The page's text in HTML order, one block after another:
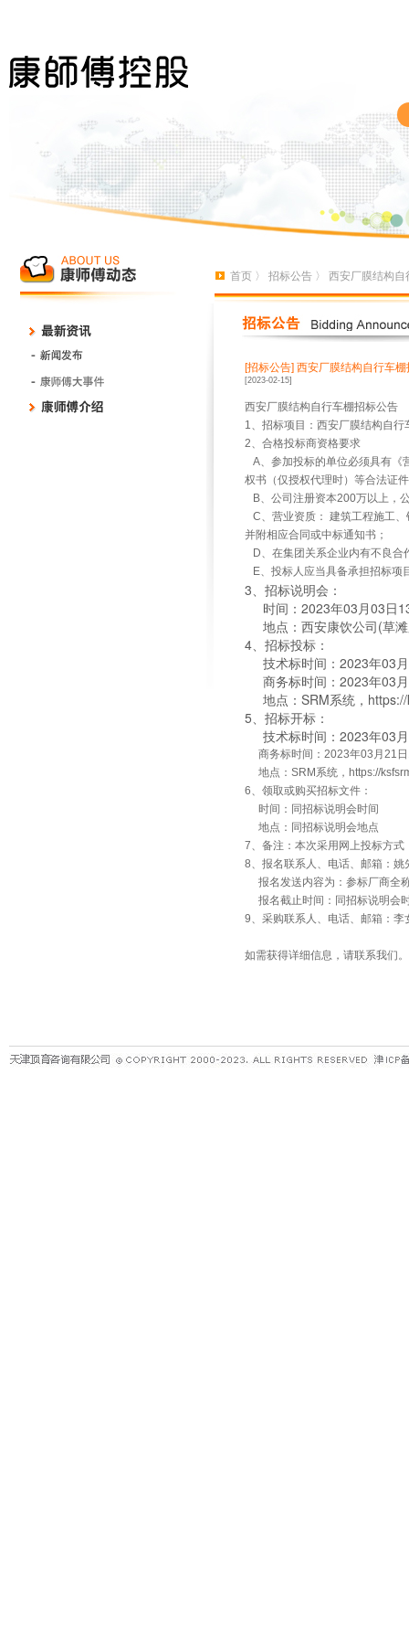
首页 〉 招标公告 〉 西安厂膜结构
[招标公告] 西安厂膜结构自行车棚
[2023-02-15]
西安厂膜结构自行车棚招标公告
1、招标项目：西安厂膜结构自行
2、合格投标商资格要求
A、参加投标的单位必须具有《
权书（仅授权代理时）等合法证
B、公司注册资本200万以上，
C、营业资质： 建筑工程施工
并附相应合同或中标通知书 ；
D、在集团关系企业内有不良合
E、投标人应当具备承担招标项
3、招标说明会：
时间：2023年03月03日
地点：西安康饮公司(草
4、招标投标：
技术标时间：2023年03
商务标时间：2023年03
地点：SRM系统，
5、招标开标：
技术标时间：2023年03
商务标时间：2023年03月21
地点：SRM系统，https://
6、领取或购买招标文件：
时间：同招标说明会时间
地点：同招标说明会地点
7、备注：本次采用网上投标方式
8、报名联系人、电话、邮箱：
报名发送内容为：参标厂商全
报名截止时间：同招标说明会
9、采购联系人、电话、邮箱：
如需获得详细信息，请联系我们。